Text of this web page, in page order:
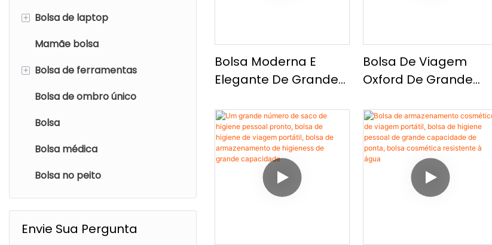
Bolsa de cintura
Saco com cordão
Carteira
+ Bolsa de laptop
mochila para notebook
Saco de ombro de laptop
Mamãe bolsa
+ Bolsa de ferramentas
Bolsa de maquiagem
Bolsa de ombro único
Bolsa
Bolsa médica
Bolsa no peito
Envie Sua Pergunta
Bolsa Moderna E
Elegante De Grande
De Ombro De Viagem
De Curta Distância
Casual, Bolsa De
Crossbody Portátil E
Bolsa De Viagem
Oxford De Grande
Viagem Simples E
Leve De Curta
Distância, Bolsa De
Ombro Esportivo